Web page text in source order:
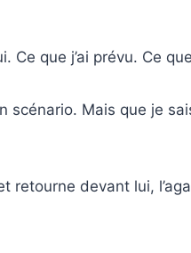
Ce que j’ai prévu. Ce
scénario. Mais que je
retourne devant lui,